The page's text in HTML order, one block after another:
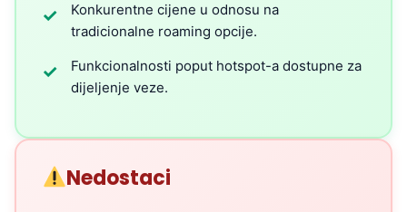
✓
Konkurentne cijene u odnosu na
tradicionalne roaming opcije.
✓
Funkcionalnosti poput hotspot-a dostupne za
dijeljenje veze.
Nedostaci